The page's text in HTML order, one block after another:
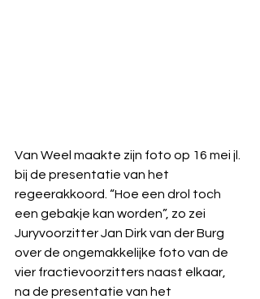
Van Weel maakte zijn foto op 16 mei jl.
bij de presentatie van het
regeerakkoord. “Hoe een drol toch
een gebakje kan worden”, zo zei
Juryvoorzitter Jan Dirk van der Burg
over de ongemakkelijke foto van de
vier fractievoorzitters naast elkaar,
na de presentatie van het